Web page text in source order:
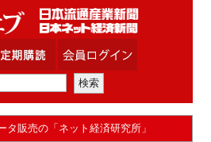
タ販売の「ネット経済研究所」